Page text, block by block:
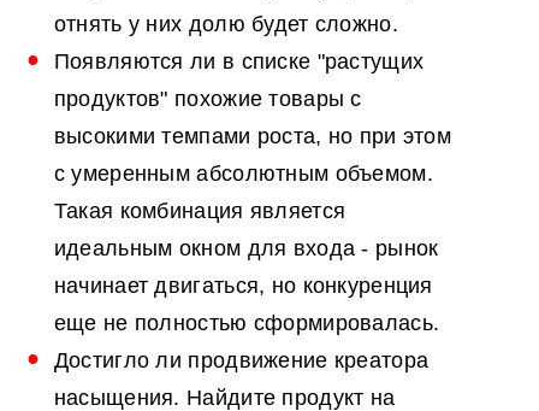
отнять у них долю будет сложно.
Появляются ли в списке "растущих
продуктов" похожие товары с
высокими темпами роста, но при этом
с умеренным абсолютным объемом.
Такая комбинация является
идеальным окном для входа - рынок
начинает двигаться, но конкуренция
еще не полностью сформировалась.
Достигло ли продвижение креатора
насыщения. Найдите продукт на